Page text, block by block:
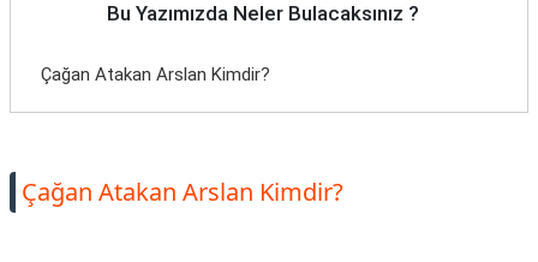
Bu Yazımızda Neler Bulacaksınız ?
Çağan Atakan Arslan Kimdir?
Çağan Atakan Arslan Kimdir?